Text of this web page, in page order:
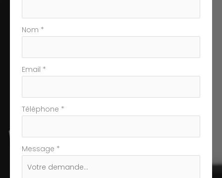
téléphone
Nom *
Email *
Téléphone *
Message *